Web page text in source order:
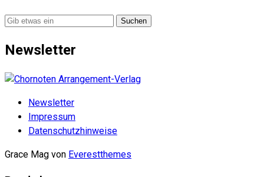
Suche
Newsletter
Newsletter
Impressum
Datenschutzhinweise
Grace Mag von Everestthemes